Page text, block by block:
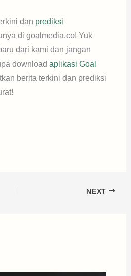
dan prediksi
di goalmedia.co! Yuk
dari kami dan jangan
download aplikasi Goal
berita terkini dan prediksi
NEXT